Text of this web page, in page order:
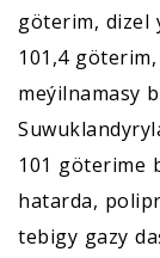
göterim, dizel
101,4
meýilnamasy
101 göterime
hatarda,
tebigy gazy